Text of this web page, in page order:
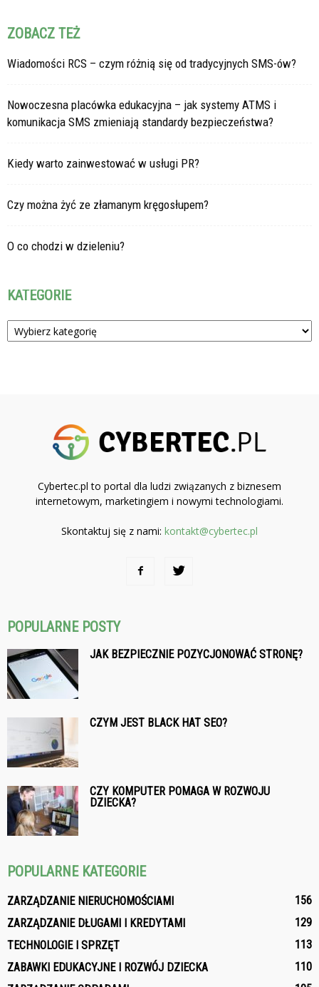
ZOBACZ TEŻ
Wiadomości RCS – czym różnią się od tradycyjnych SMS-ów?
Nowoczesna placówka edukacyjna – jak systemy ATMS i
komunikacja SMS zmieniają standardy bezpieczeństwa?
Kiedy warto zainwestować w usługi PR?
Czy można żyć ze złamanym kręgosłupem?
O co chodzi w dzieleniu?
KATEGORIE
Kategorie
Cybertec.pl to portal dla ludzi związanych z biznesem
internetowym, marketingiem i nowymi technologiami.
Skontaktuj się z nami: kontakt@cybertec.pl
POPULARNE POSTY
JAK BEZPIECZNIE POZYCJONOWAĆ STRONĘ?
CZYM JEST BLACK HAT SEO?
CZY KOMPUTER POMAGA W ROZWOJU
DZIECKA?
POPULARNE KATEGORIE
ZARZĄDZANIE NIERUCHOMOŚCIAMI
156
ZARZĄDZANIE DŁUGAMI I KREDYTAMI
129
TECHNOLOGIE I SPRZĘT
113
ZABAWKI EDUKACYJNE I ROZWÓJ DZIECKA
110